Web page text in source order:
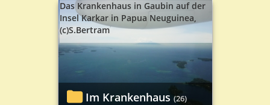
Im Krankenhaus (26)
Das Krankenhaus in Gaubin auf der
Insel Karkar in Papua Neuguinea,
(c)S.Bertram